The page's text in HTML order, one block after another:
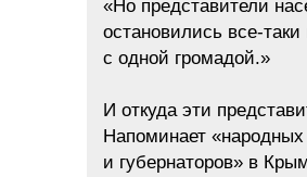
«Но представители
остановились все-таки
с одной громадой.»
И откуда эти
Напоминает
и губернаторов» в